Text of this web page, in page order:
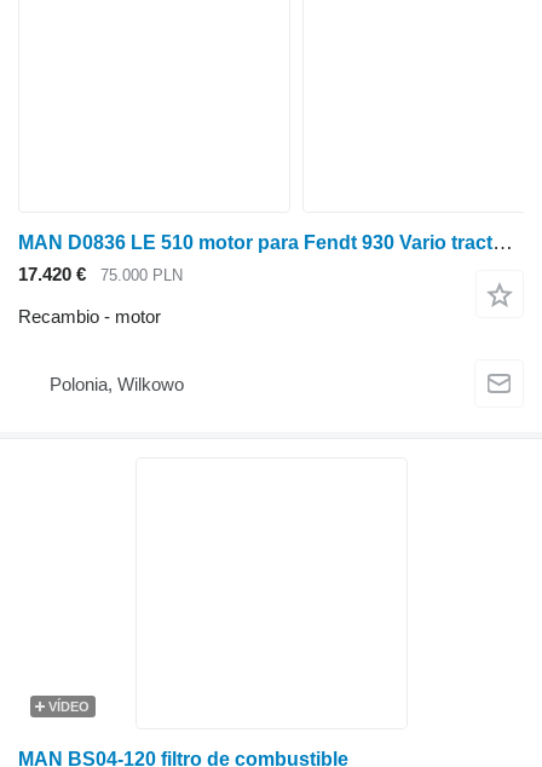
MAN D0836 LE 510 motor para Fendt 930 Vario tractor de ruedas
17.420 € 75.000 PLN
Recambio - motor
Polonia, Wilkowo
VÍDEO
MAN BS04-120 filtro de combustible